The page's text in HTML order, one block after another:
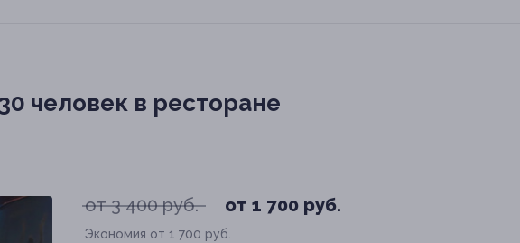
человек в ресторане
от 3 400 руб. от 1 700 руб.
Экономия от 1 700 руб.